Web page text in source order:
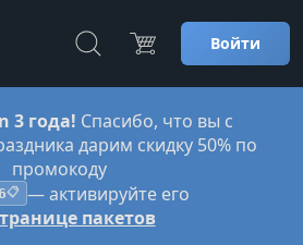
Войти
3 года! Спасибо, что вы с
дарим скидку 50% по
промокоду
📋 — активируйте его
пакетов